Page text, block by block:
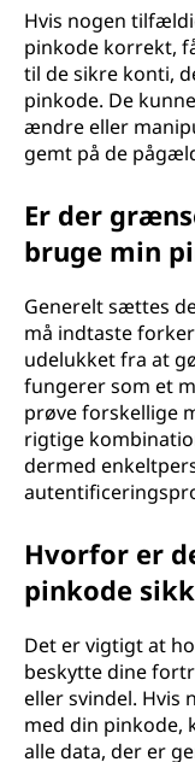
Hvis nogen
pinkode korrekt,
til de sikre konti,
pinkode. De
ændre eller
gemt på de
Er der
bruge min
Generelt sættes
må indtaste
udelukket fra at
fungerer som et
prøve forskellige
rigtige
dermed
Hvorfor er
pinkode
Det er vigtigt at
beskytte dine
eller svindel. Hvis
med din pinkode,
alle data, der er